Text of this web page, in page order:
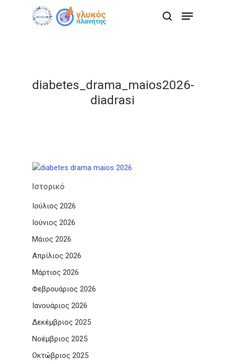
search
Menu
diabetes_drama_maios2026-
diadrasi
Ιστορικό
Ιούλιος 2026
Ιούνιος 2026
Μάιος 2026
Απρίλιος 2026
Μάρτιος 2026
Φεβρουάριος 2026
Ιανουάριος 2026
Δεκέμβριος 2025
Νοέμβριος 2025
Οκτώβριος 2025